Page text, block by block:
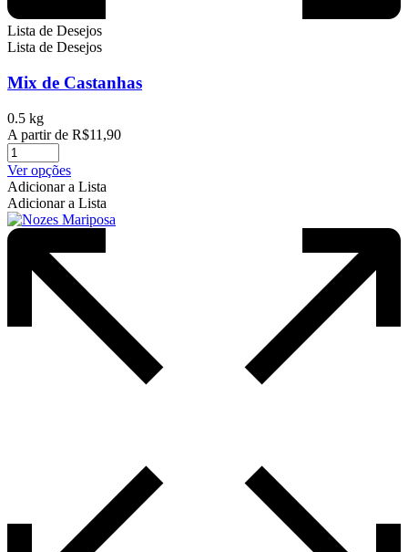
Lista de Desejos
Lista de Desejos
Mix de Castanhas
0.5 kg
A partir de R$11,90
Ver opçõesEste
produto
tem
várias
As
podem
escolhidas
página
Adicionar a Lista
Adicionar a Lista